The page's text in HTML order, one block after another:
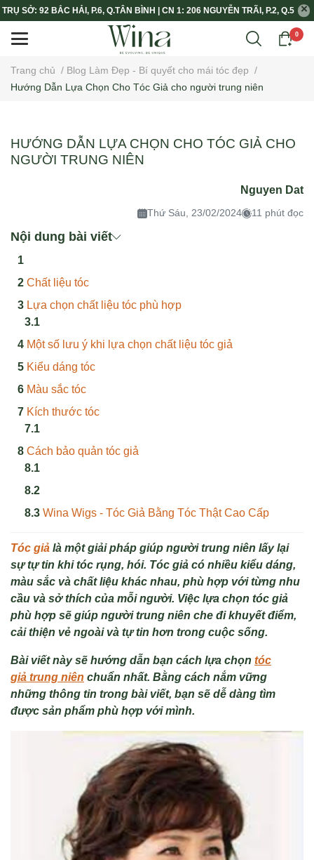
TRỤ SỞ: 92 BẮC HẢI, P.6, Q.TÂN BÌNH | CN 1: 206 NGUYỄN TRÃI, P.2, Q.5
0
Trang chủ / Blog Làm Đẹp - Bí quyết cho mái tóc đẹp /
Hướng Dẫn Lựa Chọn Cho Tóc Giả cho người trung niên
HƯỚNG DẪN LỰA CHỌN CHO TÓC GIẢ CHO
NGƯỜI TRUNG NIÊN
Nguyen Dat
Thứ Sáu, 23/02/2024 11 phút đọc
Nội dung bài viết
Chất liệu tóc
Lựa chọn chất liệu tóc phù hợp
Một số lưu ý khi lựa chọn chất liệu tóc giả
Kiểu dáng tóc
Màu sắc tóc
Kích thước tóc
Cách bảo quản tóc giả
Wina Wigs - Tóc Giả Bằng Tóc Thật Cao Cấp
Tóc giả là một giải pháp giúp người trung niên lấy lại
sự tự tin khi tóc rụng, hói. Tóc giả có nhiều kiểu dáng,
màu sắc và chất liệu khác nhau, phù hợp với từng nhu
cầu và sở thích của mỗi người. Việc lựa chọn tóc giả
phù hợp sẽ giúp người trung niên che đi khuyết điểm,
cải thiện vẻ ngoài và tự tin hơn trong cuộc sống.
Bài viết này sẽ hướng dẫn bạn cách lựa chọn tóc
giả trung niên chuẩn nhất. Bằng cách nắm vững
những thông tin trong bài viết, bạn sẽ dễ dàng tìm
được sản phẩm phù hợp với mình.